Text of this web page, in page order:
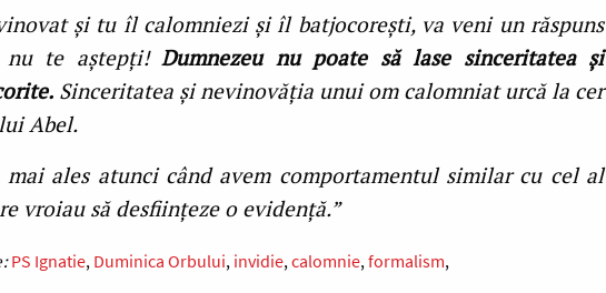
şi tu îl calomniezi şi îl batjocoreşti, va veni un răspuns
te aştepţi! Dumnezeu nu poate să lase sinceritatea şi
Sinceritatea şi nevinovăţia unui om calomniat urcă la cer
Abel.
mai ales atunci când avem comportamentul similar cu cel al
vroiau să desfiinţeze o evidenţă.”
PS Ignatie Duminica Orbului invidie calomnie formalism